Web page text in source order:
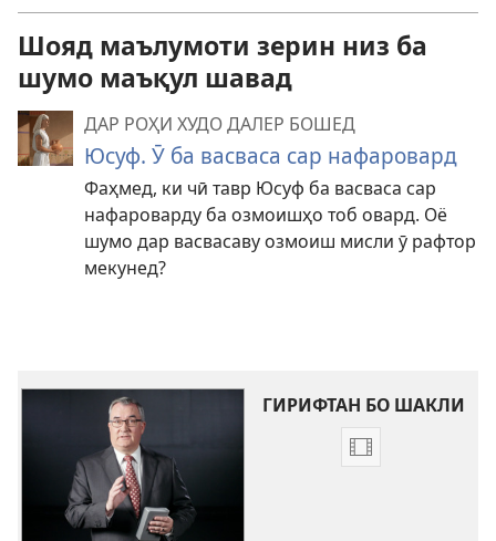
Шояд маълумоти зерин низ ба
шумо маъқул шавад
ДАР РОҲИ ХУДО ДАЛЕР БОШЕД
Юсуф. Ӯ ба васваса сар нафаровард
Фаҳмед, ки чӣ тавр Юсуф ба васваса сар
нафароварду ба озмоишҳо тоб овард. Оё
шумо дар васвасаву озмоиш мисли ӯ рафтор
мекунед?
ГИРИФТАН БО ШАКЛИ
Тарзҳои